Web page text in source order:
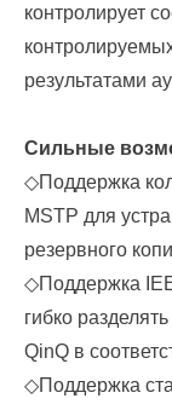
контролирует
результатами
Сильные
◇Поддержка
MSTP для
резервного
◇Поддержка
гибко
QinQ в
◇Поддержка